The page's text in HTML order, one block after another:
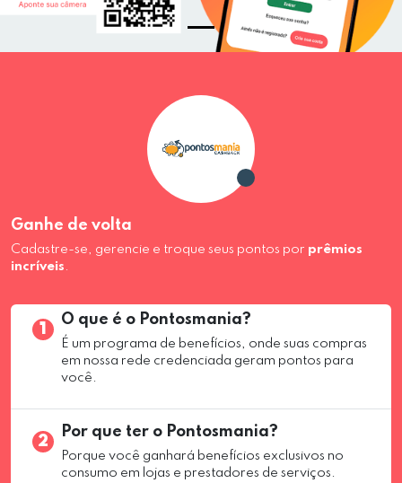
Ganhe de volta
Cadastre-se, gerencie e troque seus pontos por prêmios
incríveis
1
O que é o Pontosmania?
É um programa de benefícios, onde suas compras
em nossa rede credenciada geram pontos para
você.
2
Por que ter o Pontosmania?
Porque você ganhará benefícios exclusivos no
consumo em lojas e prestadores de serviços.